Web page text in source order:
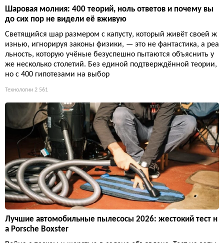
Шаровая молния: 400 теорий, ноль ответов и почему вы
до сих пор не видели её вживую
Светящийся шар размером с капусту, который живёт своей ж
изнью, игнорируя законы физики, — это не фантастика, а реа
льность, которую учёные безуспешно пытаются объяснить у
же несколько столетий. Без единой подтверждённой теории,
но с 400 гипотезами на выбор
Технологии 2 561
Лучшие автомобильные пылесосы 2026: жестокий тест н
а Porsche Boxster